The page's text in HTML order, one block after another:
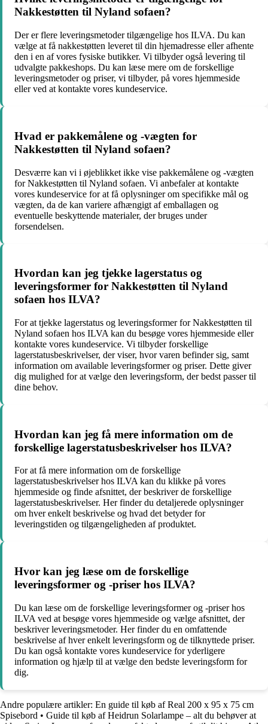
Nakkestøtten til Nyland sofaen?
Der er flere leveringsmetoder tilgængelige hos ILVA. Du kan
vælge at få nakkestøtten leveret til din hjemadresse eller afhente
den i en af vores fysiske butikker. Vi tilbyder også levering til
udvalgte pakkeshops. Du kan læse mere om de forskellige
leveringsmetoder og priser, vi tilbyder, på vores hjemmeside
eller ved at kontakte vores kundeservice.
Hvad er pakkemålene og -vægten for
Nakkestøtten til Nyland sofaen?
Desværre kan vi i øjeblikket ikke vise pakkemålene og -vægten
for Nakkestøtten til Nyland sofaen. Vi anbefaler at kontakte
vores kundeservice for at få oplysninger om specifikke mål og
vægten, da de kan variere afhængigt af emballagen og
eventuelle beskyttende materialer, der bruges under
forsendelsen.
Hvordan kan jeg tjekke lagerstatus og
leveringsformer for Nakkestøtten til Nyland
sofaen hos ILVA?
For at tjekke lagerstatus og leveringsformer for Nakkestøtten til
Nyland sofaen hos ILVA kan du besøge vores hjemmeside eller
kontakte vores kundeservice. Vi tilbyder forskellige
lagerstatusbeskrivelser, der viser, hvor varen befinder sig, samt
information om available leveringsformer og priser. Dette giver
dig mulighed for at vælge den leveringsform, der bedst passer til
dine behov.
Hvordan kan jeg få mere information om de
forskellige lagerstatusbeskrivelser hos ILVA?
For at få mere information om de forskellige
lagerstatusbeskrivelser hos ILVA kan du klikke på vores
hjemmeside og finde afsnittet, der beskriver de forskellige
lagerstatusbeskrivelser. Her finder du detaljerede oplysninger
om hver enkelt beskrivelse og hvad det betyder for
leveringstiden og tilgængeligheden af produktet.
Hvor kan jeg læse om de forskellige
leveringsformer og -priser hos ILVA?
Du kan læse om de forskellige leveringsformer og -priser hos
ILVA ved at besøge vores hjemmeside og vælge afsnittet, der
beskriver leveringsmetoder. Her finder du en omfattende
beskrivelse af hver enkelt leveringsform og de tilknyttede priser.
Du kan også kontakte vores kundeservice for yderligere
information og hjælp til at vælge den bedste leveringsform for
dig.
Andre populære artikler: En guide til køb af Real 200 x 95 x 75 cm
Spisebord • Guide til køb af Heidrun Solarlampe – alt du behøver at